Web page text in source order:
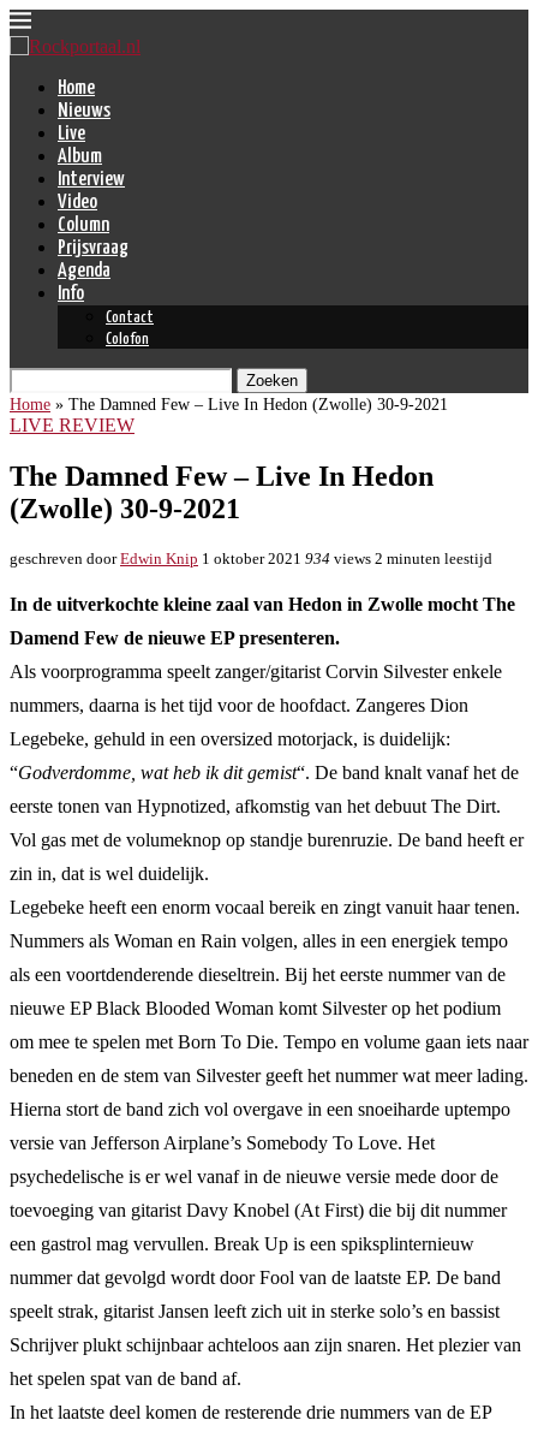
Home
Nieuws
Live
Album
Interview
Video
Column
Prijsvraag
Agenda
Info
Contact
Colofon
Zoeken
Home » The Damned Few – Live In Hedon (Zwolle) 30-9-2021
LIVE REVIEW
The Damned Few – Live In Hedon
(Zwolle) 30-9-2021
geschreven doorEdwin Knip 1 oktober 2021 934 views 2 minuten leestijd
In de uitverkochte kleine zaal van Hedon in Zwolle mocht The
Damend Few de nieuwe EP presenteren.
Als voorprogramma speelt zanger/gitarist Corvin Silvester enkele
nummers, daarna is het tijd voor de hoofdact. Zangeres Dion
Legebeke, gehuld in een oversized motorjack, is duidelijk:
“Godverdomme, wat heb ik dit gemist“. De band knalt vanaf het de
eerste tonen van Hypnotized, afkomstig van het debuut The Dirt.
Vol gas met de volumeknop op standje burenruzie. De band heeft er
zin in, dat is wel duidelijk.
Legebeke heeft een enorm vocaal bereik en zingt vanuit haar tenen.
Nummers als Woman en Rain volgen, alles in een energiek tempo
als een voortdenderende dieseltrein. Bij het eerste nummer van de
nieuwe EP Black Blooded Woman komt Silvester op het podium
om mee te spelen met Born To Die. Tempo en volume gaan iets naar
beneden en de stem van Silvester geeft het nummer wat meer lading.
Hierna stort de band zich vol overgave in een snoeiharde uptempo
versie van Jefferson Airplane’s Somebody To Love. Het
psychedelische is er wel vanaf in de nieuwe versie mede door de
toevoeging van gitarist Davy Knobel (At First) die bij dit nummer
een gastrol mag vervullen. Break Up is een spiksplinternieuw
nummer dat gevolgd wordt door Fool van de laatste EP. De band
speelt strak, gitarist Jansen leeft zich uit in sterke solo’s en bassist
Schrijver plukt schijnbaar achteloos aan zijn snaren. Het plezier van
het spelen spat van de band af.
In het laatste deel komen de resterende drie nummers van de EP